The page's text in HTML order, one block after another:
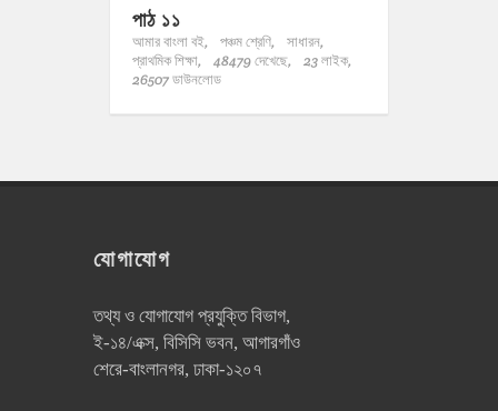
পাঠ ১১
আমার বাংলা বই, পঞ্চম শ্রেণি,
সাধারন,
প্রাথমিক শিক্ষা,
48479 দেখেছে,
23 লাইক,
26507 ডাউনলোড
যোগাযোগ
তথ্য ও যোগাযোগ প্রযুক্তি বিভাগ,
ই-১৪/এক্স, বিসিসি ভবন, আগারগাঁও
শেরে-বাংলানগর, ঢাকা-১২০৭